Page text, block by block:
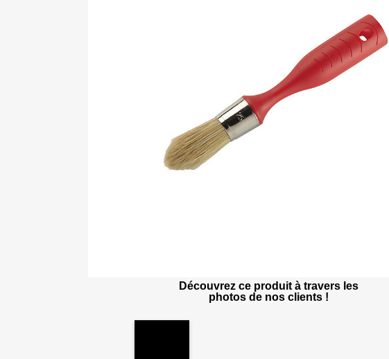
Découvrez ce produit à travers les
photos de nos clients !